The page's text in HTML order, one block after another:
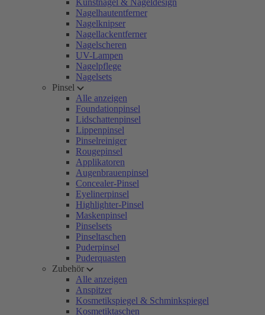
Kunstnägel & Nageldesign
Nagelhautentferner
Nagelknipser
Nagellackentferner
Nagelscheren
UV-Lampen
Nagelpflege
Nagelsets
Pinsel
Alle anzeigen
Foundationpinsel
Lidschattenpinsel
Lippenpinsel
Pinselreiniger
Rougepinsel
Applikatoren
Augenbrauenpinsel
Concealer-Pinsel
Eyelinerpinsel
Highlighter-Pinsel
Maskenpinsel
Pinselsets
Pinseltaschen
Puderpinsel
Puderquasten
Zubehör
Alle anzeigen
Anspitzer
Kosmetikspiegel & Schminkspiegel
Kosmetiktaschen